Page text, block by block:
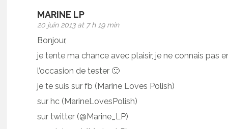
MARINE LP
20 juin 2013 at 7 h 19 min
Bonjour,
je tente ma chance avec plaisir, je ne connais pas
l’occasion de tester 🙂
je te suis sur fb (Marine Loves Polish)
sur hc (MarineLovesPolish)
sur twitter (@Marine_LP)